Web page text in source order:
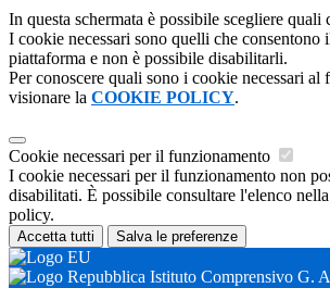
In questa schermata è possibile scegliere quali
I cookie necessari sono quelli che consentono
piattaforma e non è possibile disabilitarli.
Per conoscere quali sono i cookie necessari al
visionare la COOKIE POLICY.
Cookie necessari per il funzionamento
I cookie necessari per il funzionamento non
disabilitati. È possibile consultare l'elenco
policy.
Accetta tutti Salva le preferenze
Istituto Comprensivo G.